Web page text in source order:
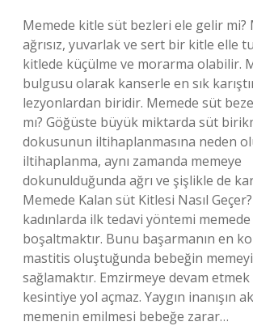
Memede kitle süt bezleri ele gelir mi?
ağrısız, yuvarlak ve sert bir kitle elle
kitlede küçülme ve morarma olabilir.
bulgusu olarak kanserle en sık
lezyonlardan biridir. Memede süt
mı? Göğüste büyük miktarda süt
dokusunun iltihaplanmasına neden
iltihaplanma, aynı zamanda memeye
dokunulduğunda ağrı ve şişlikle de
Memede Kalan süt Kitlesi Nasıl
kadınlarda ilk tedavi yöntemi
boşaltmaktır. Bunu başarmanın en
mastitis oluştuğunda bebeğin
sağlamaktır. Emzirmeye devam
kesintiye yol açmaz. Yaygın inanışın
memenin emilmesi bebeğe zarar…